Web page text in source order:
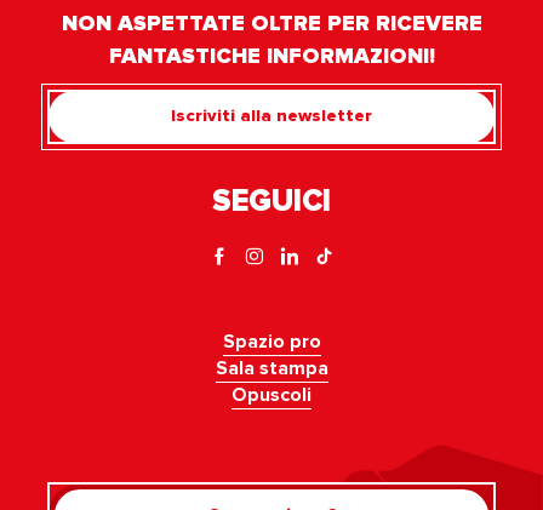
NON ASPETTATE OLTRE PER RICEVERE
FANTASTICHE INFORMAZIONI!
Iscriviti alla newsletter
SEGUICI
Spazio pro
Sala stampa
Opuscoli